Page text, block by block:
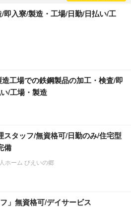
/即入寮/製造・工場/日勤/日払い/工
造工場での鉄鋼製品の加工・検査/即
/工場・製造
スタッフ/無資格可/日勤のみ/住宅型
備
ホーム びえいの郷
」無資格可/デイサービス